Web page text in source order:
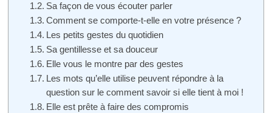
Sa façon de vous écouter parler
Comment se comporte-t-elle en votre présence ?
Les petits gestes du quotidien
Sa gentillesse et sa douceur
Elle vous le montre par des gestes
Les mots qu’elle utilise peuvent répondre à la
question sur le comment savoir si elle tient à moi !
Elle est prête à faire des compromis